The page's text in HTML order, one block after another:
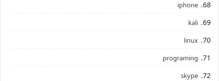
iphone
kali
linux
programing
skype